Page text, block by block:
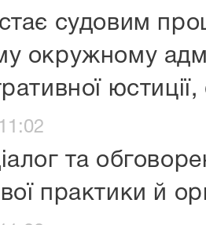
судовим
окружному
та
практики й